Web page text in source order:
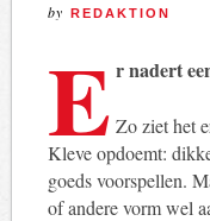
by REDAKTION
E r nadert
Zo ziet het
Kleve opdoemt:
goeds voorspellen.
of andere vorm wel